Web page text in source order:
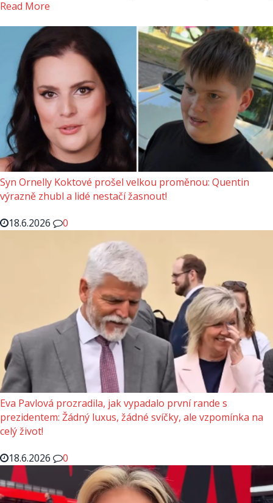
Read More
Syn Ornelly Koktové prošel velkou proměnou: Quentin
výrazně zhubl a lidé nestačí žasnout!
18.6.2026
0
Eva Pavlová prozradila, jak vypadalo první rande s
prezidentem: Žádný luxus, žádné svíčky, ale vzpomínka na
celý život!
18.6.2026
0